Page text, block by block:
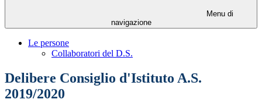
Menu di
navigazione
Le persone
Collaboratori del D.S.
Delibere Consiglio d'Istituto A.S.
2019/2020